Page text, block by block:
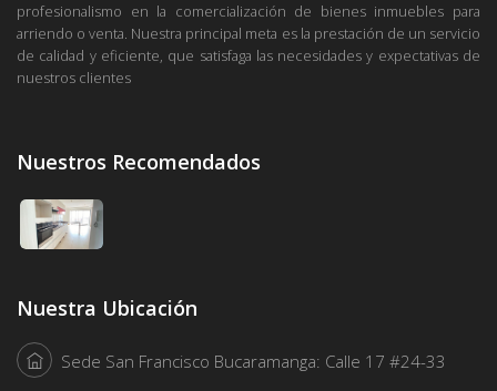
profesionalismo en la comercialización de bienes inmuebles para
arriendo o venta. Nuestra principal meta es la prestación de un servicio
de calidad y eficiente, que satisfaga las necesidades y expectativas de
nuestros clientes
Nuestros Recomendados
Nuestra Ubicación
Sede San Francisco Bucaramanga: Calle 17 #24-33